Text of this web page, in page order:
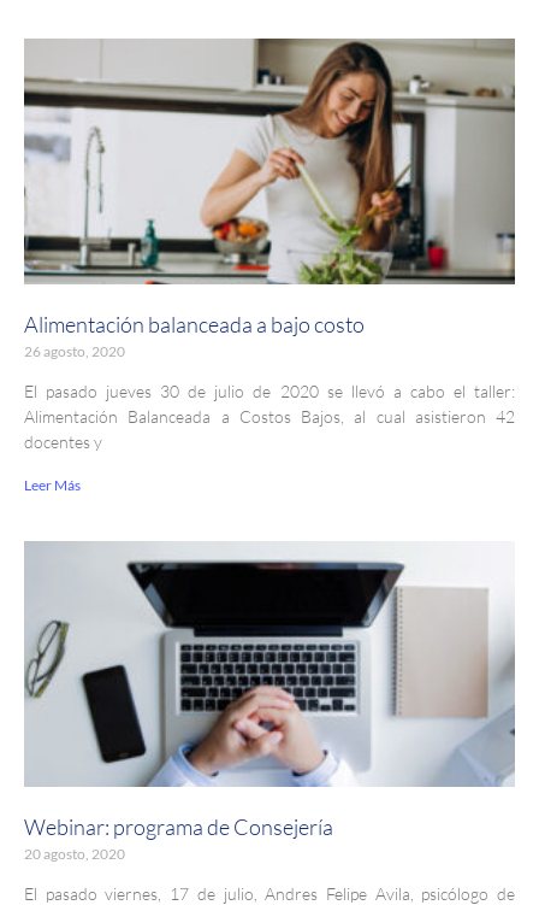
Alimentación balanceada a bajo costo
26 agosto, 2020
El pasado jueves 30 de julio de 2020 se llevó a cabo el taller:
Alimentación Balanceada a Costos Bajos, al cual asistieron 42
docentes y
Leer Más
Webinar: programa de Consejería
20 agosto, 2020
El pasado viernes, 17 de julio, Andres Felipe Avila, psicólogo de